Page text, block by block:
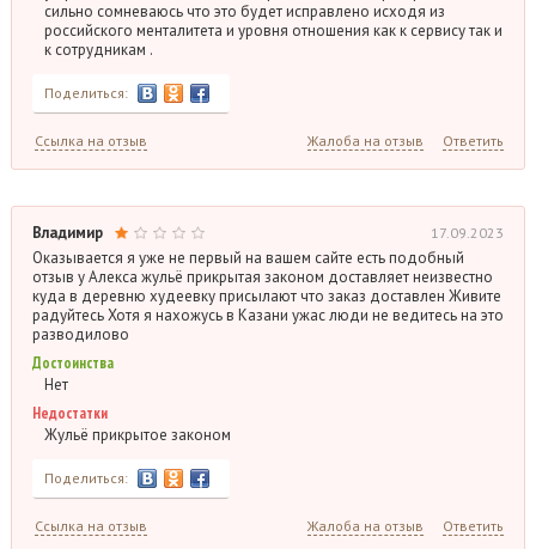
сильно сомневаюсь что это будет исправлено исходя из
российского менталитета и уровня отношения как к сервису так и
к сотрудникам .
Поделиться:
Ссылка на отзыв Жалоба на отзыв Ответить
Владимир 17.09.2023
Оказывается я уже не первый на вашем сайте есть подобный
отзыв у Алекса жульё прикрытая законом доставляет неизвестно
куда в деревню худеевку присылают что заказ доставлен Живите
радуйтесь Хотя я нахожусь в Казани ужас люди не ведитесь на это
разводилово
Достоинства
Нет
Недостатки
Жульё прикрытое законом
Поделиться:
Ссылка на отзыв Жалоба на отзыв Ответить